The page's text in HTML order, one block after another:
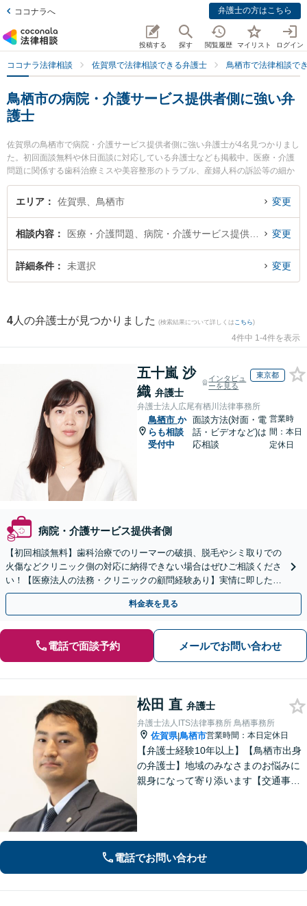
ココナラへ 弁護士の方はこちら
投稿する 探す 閲覧履歴 マイリスト ログイン
ココナラ法律相談 佐賀県で法律相談できる弁護士 鳥栖市で法律相談で
鳥栖市の病院・介護サービス提供者側に強い弁
護士
佐賀県の鳥栖市で病院・介護サービス提供者側に強い弁護士が4名見つかりまし
た。初回面談無料や休日面談に対応している弁護士なども掲載中。医療・介護
問題に関係する歯科治療ミスや美容整形のトラブル、産婦人科の訴訟等の細か
な分野での絞り込み検索もでき便利です。特に弁護士法人ITS法律事務所 鳥栖
事務所の松田 直弁護士や九州鳥栖・芯鋭法律事務所の小山 一郎弁護士、九州鳥
栖・芯鋭法律事務所の竹下 正実弁護士のプロフィール情報や弁護士費用、強み
ス提供者側のトラブルを今すぐに弁護士に相談したい』『病院・介護サービス
提供者側のトラブル解決の実績豊富な近くの弁護士を検索したい』『初回相談
無料で病院・介護サービス提供者側を法律相談できる鳥栖市内の弁護士に相談
エリア 佐賀県、鳥栖市 変更
相談内容 変更
詳細条件 未選択 変更
4 人の弁護士が見つかりました (検索結果について詳しくは こちら)
4件中 1-4件を表示
五十嵐 沙
織 弁護士
インタビュ
ーを見る
東京都
弁護士法人広尾有栖川法律事務所
鳥栖市 か
らも相談
受付中
面談方法(対面・電
話・ビデオなど)は
応相談
営業時
間：本日
定休日
病院・介護サービス提供者側
【初回相談無料】歯科治療でのリーマーの破損、脱毛やシミ取りでの
火傷などクリニック側の対応に納得できない場合はぜひご相談くださ
い！【医療法人の法務・クリニックの顧問経験あり】実情に即したア
ドバイスで、納得のできるトラブルの解決を目指します。
料金表を見る
電話で面談予約 メールでお問い合わせ
松田 直 弁護士
弁護士法人ITS法律事務所 鳥栖事務所
佐賀県|鳥栖市営業時間：本日定休日
【弁護士経験10年以上】【鳥栖市出身
の弁護士】地域のみなさまのお悩みに
親身になって寄り添います【交通事
ブルに対応【初回のご相談30分無料】
電話でお問い合わせ